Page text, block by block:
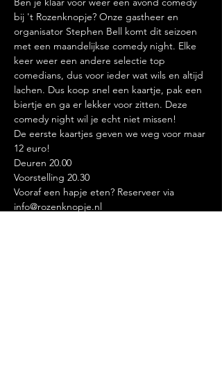
bij 't Rozenknopje? Onze gastheer en
organisator Stephen Bell komt dit seizoen
met een maandelijkse comedy night. Elke
keer weer een andere selectie top
comedians, dus voor ieder wat wils en altijd
lachen. Dus koop snel een kaartje, pak een
biertje en ga er lekker voor zitten. Deze
comedy night wil je echt niet missen!
De eerste kaartjes geven we weg voor maar
12 euro!
Deuren 20.00
Voorstelling 20.30
Vooraf een hapje eten? Reserveer via
info@rozenknopje.nl